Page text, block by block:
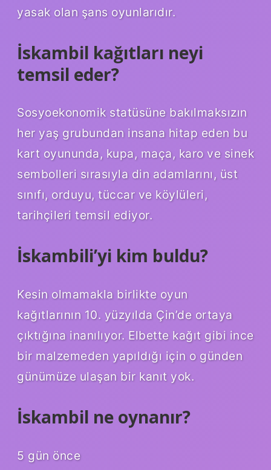
yasak olan şans oyunlarıdır.
İskambil kağıtları neyi
temsil eder?
Sosyoekonomik statüsüne bakılmaksızın
her yaş grubundan insana hitap eden bu
kart oyununda, kupa, maça, karo ve sinek
sembolleri sırasıyla din adamlarını, üst
sınıfı, orduyu, tüccar ve köylüleri,
tarihçileri temsil ediyor.
İskambili’yi kim buldu?
Kesin olmamakla birlikte oyun
kağıtlarının 10. yüzyılda Çin’de ortaya
çıktığına inanılıyor. Elbette kağıt gibi ince
bir malzemeden yapıldığı için o günden
günümüze ulaşan bir kanıt yok.
İskambil ne oynanır?
5 gün önce